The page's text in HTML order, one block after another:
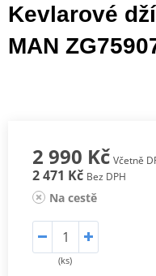
Kevlarové
MAN
2 990 Kč Včetně
2 471 Kč Bez DPH
Na cestě
(ks)